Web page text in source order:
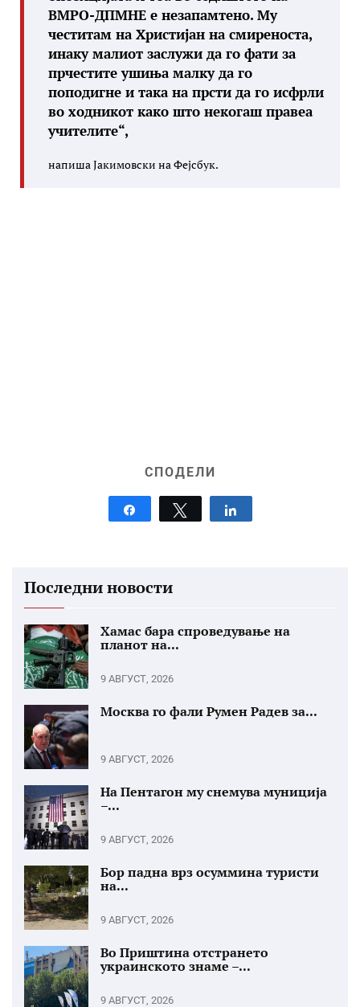
ВМРО-ДПМНЕ е незапамтено. Му
честитам на Христијан на смиреноста,
инаку малиот заслужи да го фати за
прчестите ушиња малку да го
поподигне и така на прсти да го исфрли
во ходникот како што некогаш правеа
учителите“,
напиша Јакимовски на Фејсбук.
СПОДЕЛИ
Tweet
Последни новости
Хамас бара спроведување на
планот на...
9 АВГУСТ, 2026
Москва го фали Румен Радев за...
9 АВГУСТ, 2026
На Пентагон му снемува муниција
–...
9 АВГУСТ, 2026
Бор падна врз осуммина туристи
на...
9 АВГУСТ, 2026
Во Приштина отстрането
украинското знаме –...
9 АВГУСТ, 2026